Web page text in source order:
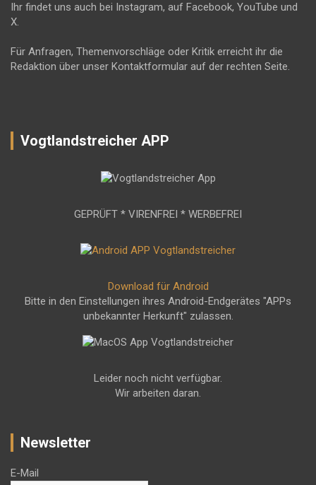
Ihr findet uns auch bei Instagram, auf Facebook, YouTube und
X.
Für Anfragen, Themenvorschläge oder Kritik erreicht ihr die
Redaktion über unser Kontaktformular auf der rechten Seite.
Vogtlandstreicher APP
GEPRÜFT * VIRENFREI * WERBEFREI
Download für Android
Bitte in den Einstellungen ihres Android-Endgerätes "APPs
unbekannter Herkunft" zulassen.
Leider noch nicht verfügbar.
Wir arbeiten daran.
Newsletter
E-Mail